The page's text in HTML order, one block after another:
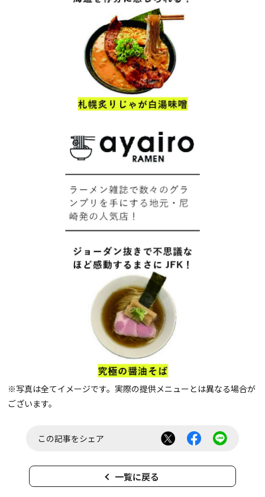
※写真は全てイメージです。実際の提供メニューとは異なる場合が
ございます。
この記事をシェア
一覧に戻る